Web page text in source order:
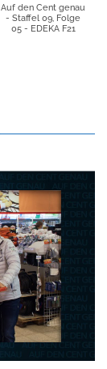
Auf den Cent genau
- Staffel 09, Folge
05 - EDEKA F21